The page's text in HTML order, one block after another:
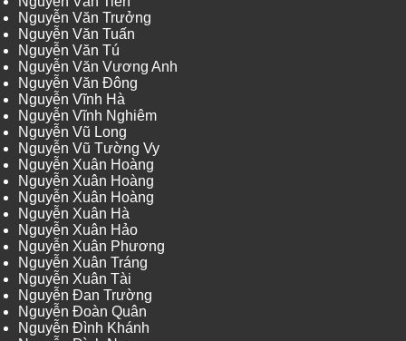
Nguyễn Văn Trưởng
Nguyễn Văn Tuấn
Nguyễn Văn Tú
Nguyễn Văn Vương Anh
Nguyễn Văn Đông
Nguyễn Vĩnh Hà
Nguyễn Vĩnh Nghiêm
Nguyễn Vũ Long
Nguyễn Vũ Tường Vy
Nguyễn Xuân Hoàng
Nguyễn Xuân Hoàng
Nguyễn Xuân Hoàng
Nguyễn Xuân Hà
Nguyễn Xuân Hảo
Nguyễn Xuân Phương
Nguyễn Xuân Tráng
Nguyễn Xuân Tài
Nguyễn Đan Trường
Nguyễn Đoàn Quân
Nguyễn Đình Khánh